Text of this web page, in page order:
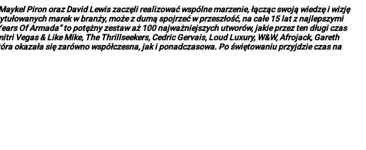
Piron oraz David Lewis zaczęli realizować wspólne marzenie, łącząc swoją wiedzę i wizję
marek w branży, może z dumą spojrzeć w przeszłość, na całe 15 lat z najlepszymi
Of Armada” to potężny zestaw aż 100 najważniejszych utworów, jakie przez ten długi czas
Vegas & Like Mike, The Thrillseekers, Cedric Gervais, Loud Luxury, W&W, Afrojack, Gareth
okazała się zarówno współczesna, jak i ponadczasowa. Po świętowaniu przyjdzie czas na